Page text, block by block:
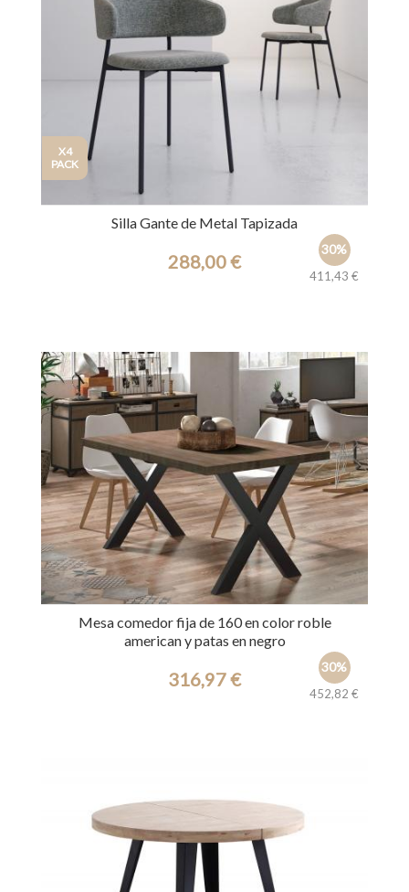
X4
PACK
Silla Gante de Metal Tapizada
30%
411,43 €
288,00 €
Mesa comedor fija de 160 en color roble
american y patas en negro
30%
452,82 €
316,97 €